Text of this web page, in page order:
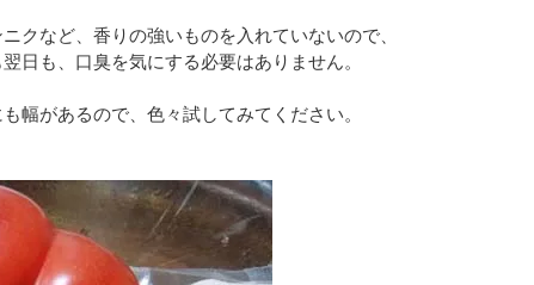
クなど、香りの強いものを入れていないので、
日も、口臭を気にする必要はありません。
幅があるので、色々試してみてください。